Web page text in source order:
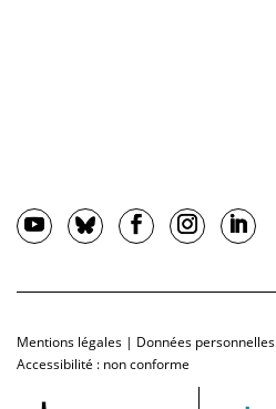
Mentions légales | Données personnelles
Accessibilité : non conforme